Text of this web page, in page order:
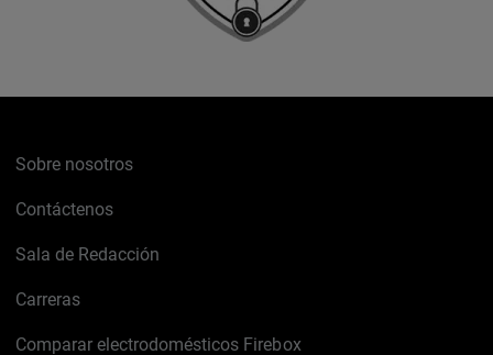
Sobre nosotros
Contáctenos
Sala de Redacción
Carreras
Comparar electrodomésticos Firebox